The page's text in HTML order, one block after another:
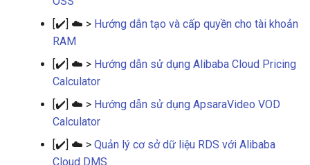
[✔️] ☁️ > Hướng dẫn tạo và cấp quyền cho tài khoản
RAM
[✔️] ☁️ > Hướng dẫn sử dụng Alibaba Cloud Pricing
Calculator
[✔️] ☁️ > Hướng dẫn sử dụng ApsaraVideo VOD
Calculator
[✔️] ☁️ > Quản lý cơ sở dữ liệu RDS với Alibaba
Cloud DMS